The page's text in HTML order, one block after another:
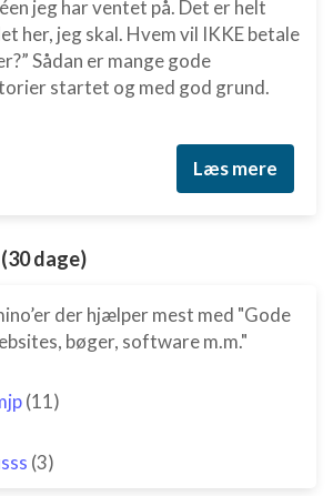
jeg har ventet på. Det er helt
her, jeg skal. Hvem vil IKKE betale
Sådan er mange gode
startet og med god grund.
Læs mere
dage)
der hjælper mest med "Gode
bøger, software m.m."
(11)
(3)
vælge tilpasset indhold
gennem statistikker eller
oplysninger fra forskellige
baseret på aktivt